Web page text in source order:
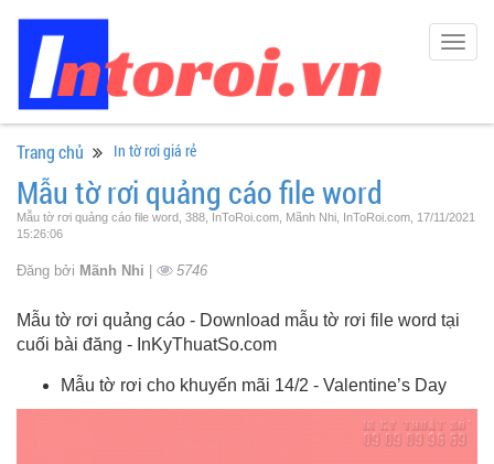
Trang chủ In tờ rơi giá rẻ
Mẫu tờ rơi quảng cáo file word
Mẫu tờ rơi quảng cáo file word, 388, InToRoi.com, Mãnh Nhi, InToRoi.com, 17/11/2021
15:26:06
Đăng bởi Mãnh Nhi 5746
Mẫu tờ rơi quảng cáo - Download mẫu tờ rơi file word tại
cuối bài đăng - InKyThuatSo.com
Mẫu tờ rơi cho khuyến mãi 14/2 - Valentine’s Day